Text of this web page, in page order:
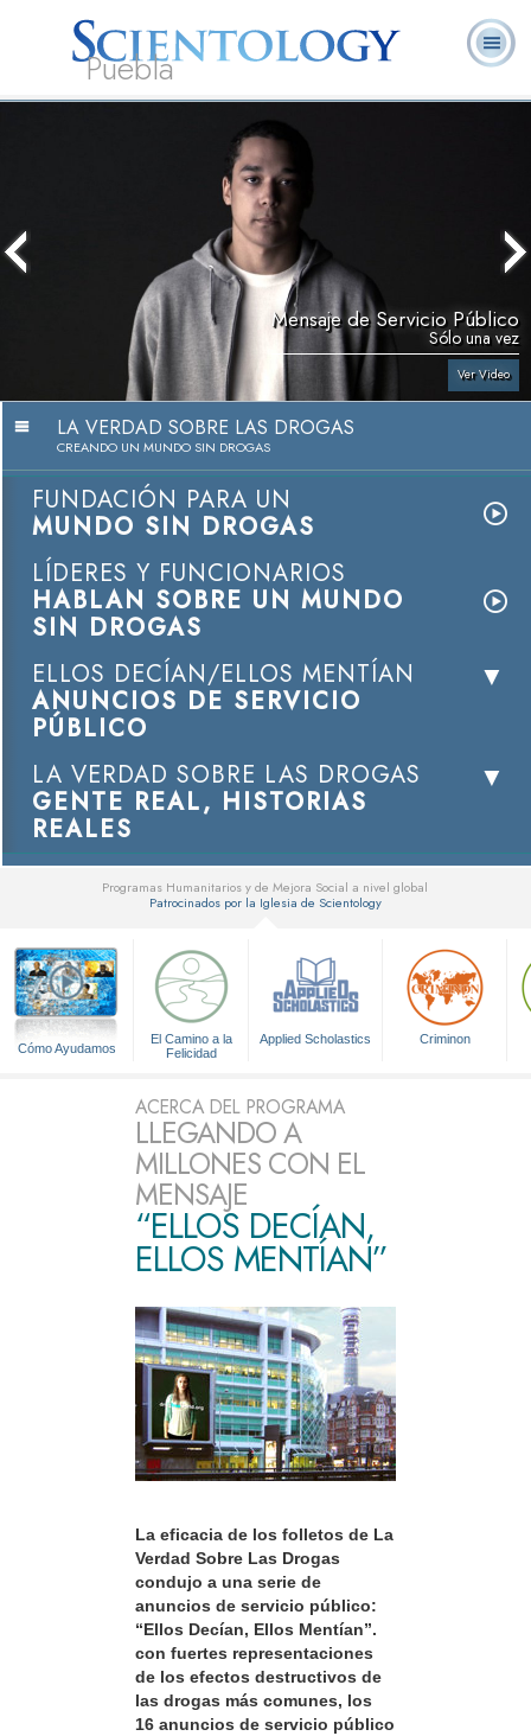
Puebla
Voluntarios
Mensaje de Servicio Público
Sólo una vez
Ver Video
LA VERDAD SOBRE LAS DROGAS
CREANDO UN MUNDO SIN DROGAS
FUNDACIÓN PARA UN
MUNDO SIN DROGAS
LÍDERES Y FUNCIONARIOS
HABLAN SOBRE UN MUNDO
SIN DROGAS
ELLOS DECÍAN/ELLOS MENTÍAN
ANUNCIOS DE SERVICIO
PÚBLICO
LA VERDAD SOBRE LAS DROGAS
GENTE REAL, HISTORIAS
REALES
Programas Humanitarios y de Mejora Social a nivel global
Patrocinados por la Iglesia de Scientology
Cómo Ayudamos
El Camino a la
Felicidad
Applied Scholastics Criminon
ACERCA DEL PROGRAMA
LLEGANDO A
MILLONES CON EL
MENSAJE
“ELLOS DECÍAN,
ELLOS MENTÍAN”
La eficacia de los folletos de La
Verdad Sobre Las Drogas
condujo a una serie de
anuncios de servicio público:
“Ellos Decían, Ellos Mentían”.
con fuertes representaciones
de los efectos destructivos de
las drogas más comunes, los
16 anuncios de servicio público